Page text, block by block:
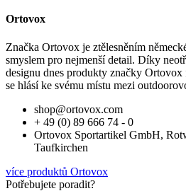
Ortovox
Značka Ortovox je ztělesněním
smyslem pro nejmenší detail. Díky
designu dnes produkty značky Ortovox
se hlásí ke svému místu mezi
shop@ortovox.com
+ 49 (0) 89 666 74 - 0
Ortovox Sportartikel GmbH,
Taufkirchen
více produktů Ortovox
Potřebujete poradit?